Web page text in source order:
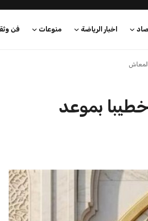
اخبار الرياضة منوعات فن
وزارة الأوقاف تعلن عن اعتماد 160 خطيبا بموعد